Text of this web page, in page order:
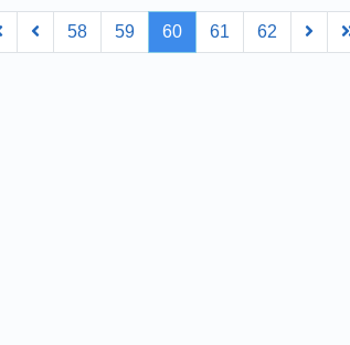
FirstPrev58 59 60 61 62 Next